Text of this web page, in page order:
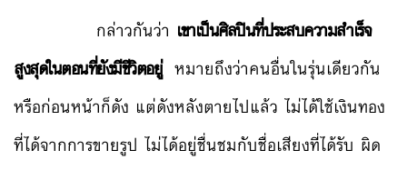
กล่าวกันว่า เขาเป็นศิลปินที่ประสบความสำเร็จ
สูงสุดในตอนที่ยังมีชีวิตอยู่หมายถึงว่าคนอื่นในรุ่นเดียวกัน
หรือก่อนหน้าก็ดัง แต่ดังหลังตายไปแล้ว ไม่ได้ใช้เงินทอง
ที่ได้จากการขายรูป ไม่ได้อยู่ชื่นชมกับชื่อเสียงที่ได้รับ ผิด